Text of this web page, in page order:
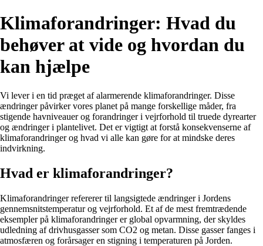
Klimaforandringer: Hvad du
behøver at vide og hvordan du
kan hjælpe
Vi lever i en tid præget af alarmerende klimaforandringer. Disse
ændringer påvirker vores planet på mange forskellige måder, fra
stigende havniveauer og forandringer i vejrforhold til truede dyrearter
og ændringer i plantelivet. Det er vigtigt at forstå konsekvenserne af
klimaforandringer og hvad vi alle kan gøre for at mindske deres
indvirkning.
Hvad er klimaforandringer?
Klimaforandringer refererer til langsigtede ændringer i Jordens
gennemsnitstemperatur og vejrforhold. Et af de mest fremtrædende
eksempler på klimaforandringer er global opvarmning, der skyldes
udledning af drivhusgasser som CO2 og metan. Disse gasser fanges i
atmosfæren og forårsager en stigning i temperaturen på Jorden.